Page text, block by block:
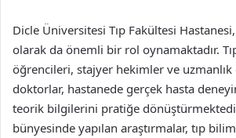
Dicle Üniversitesi Tıp Fakültesi
olarak da önemli bir rol oynamaktadır.
öğrencileri, stajyer hekimler ve
doktorlar, hastanede gerçek hasta
teorik bilgilerini pratiğe
bünyesinde yapılan araştırmalar, tıp